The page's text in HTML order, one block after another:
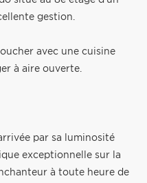
gestion.
avec une cuisine
à aire ouverte.
par sa luminosité
exceptionnelle sur la
à toute heure de